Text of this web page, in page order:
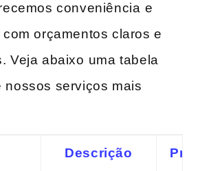
conveniência ⁣e
orçamentos​ claros e
Veja abaixo⁣ uma tabela
nossos serviços mais
Descrição